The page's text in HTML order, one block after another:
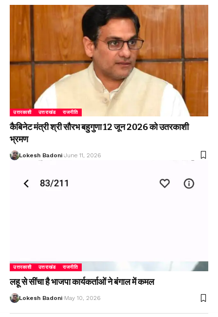
उत्तरकाशी उत्तराखंड राजनीति
कैबिनेट मंत्री श्री सौरभ बहुगुणा 12 जून 2026 को उतरकाशी
भ्रमण
Lokesh Badoni June 11, 2026
उत्तरकाशी उत्तराखंड राजनीति
लहू से सींचा है भाजपा कार्यकर्ताओं ने बंगाल में कमल
Lokesh Badoni May 10, 2026